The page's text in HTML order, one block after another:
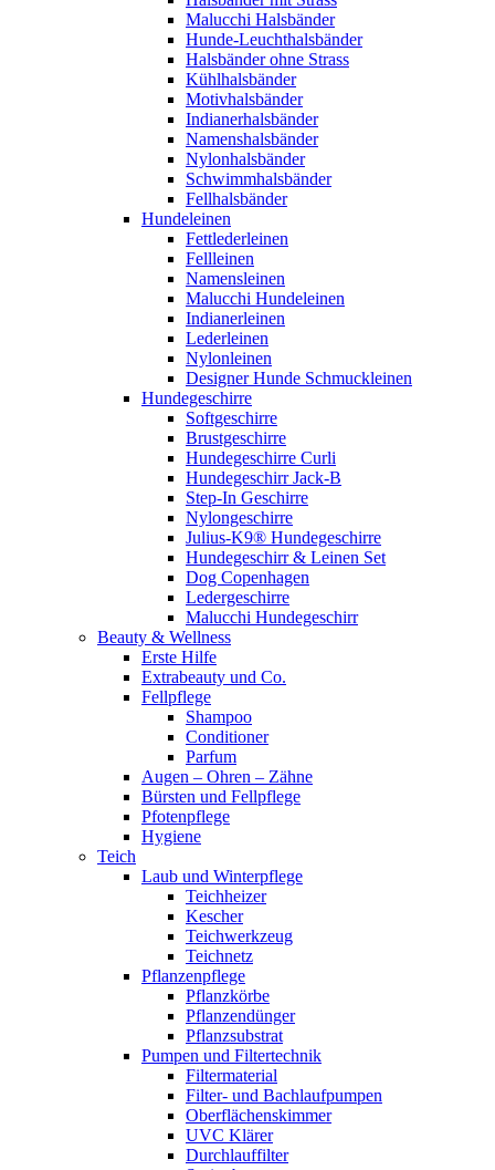
Malucchi Halsbänder
Hunde-Leuchthalsbänder
Halsbänder ohne Strass
Kühlhalsbänder
Motivhalsbänder
Indianerhalsbänder
Namenshalsbänder
Nylonhalsbänder
Schwimmhalsbänder
Fellhalsbänder
Hundeleinen
Fettlederleinen
Fellleinen
Namensleinen
Malucchi Hundeleinen
Indianerleinen
Lederleinen
Nylonleinen
Designer Hunde Schmuckleinen
Hundegeschirre
Softgeschirre
Brustgeschirre
Hundegeschirre Curli
Hundegeschirr Jack-B
Step-In Geschirre
Nylongeschirre
Julius-K9® Hundegeschirre
Hundegeschirr & Leinen Set
Dog Copenhagen
Ledergeschirre
Malucchi Hundegeschirr
Beauty & Wellness
Erste Hilfe
Extrabeauty und Co.
Fellpflege
Shampoo
Conditioner
Parfum
Augen – Ohren – Zähne
Bürsten und Fellpflege
Pfotenpflege
Hygiene
Teich
Laub und Winterpflege
Teichheizer
Kescher
Teichwerkzeug
Teichnetz
Pflanzenpflege
Pflanzkörbe
Pflanzendünger
Pflanzsubstrat
Pumpen und Filtertechnik
Filtermaterial
Filter- und Bachlaufpumpen
Oberflächenskimmer
UVC Klärer
Durchlauffilter